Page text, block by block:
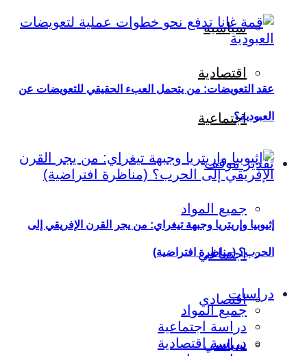
سياسية
اقتصادية
اجتماعية
تقدير موقف
جميع المواد
اجتماعي
اقتصادي
سياسي
عقد التعويضات: من يتحمل العبء الحقيقي للتعويضات عن
العبودية؟
إثيوبيا وإريتريا وجبهة تيغراي: من يجر القرن الإفريقي إلى
الحرب؟ (مناظرة افتراضية)
دراسات
جميع المواد
دراسة اجتماعية
دراسة اقتصادية